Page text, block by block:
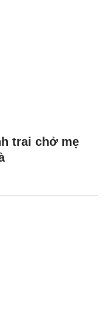
trai chở mẹ